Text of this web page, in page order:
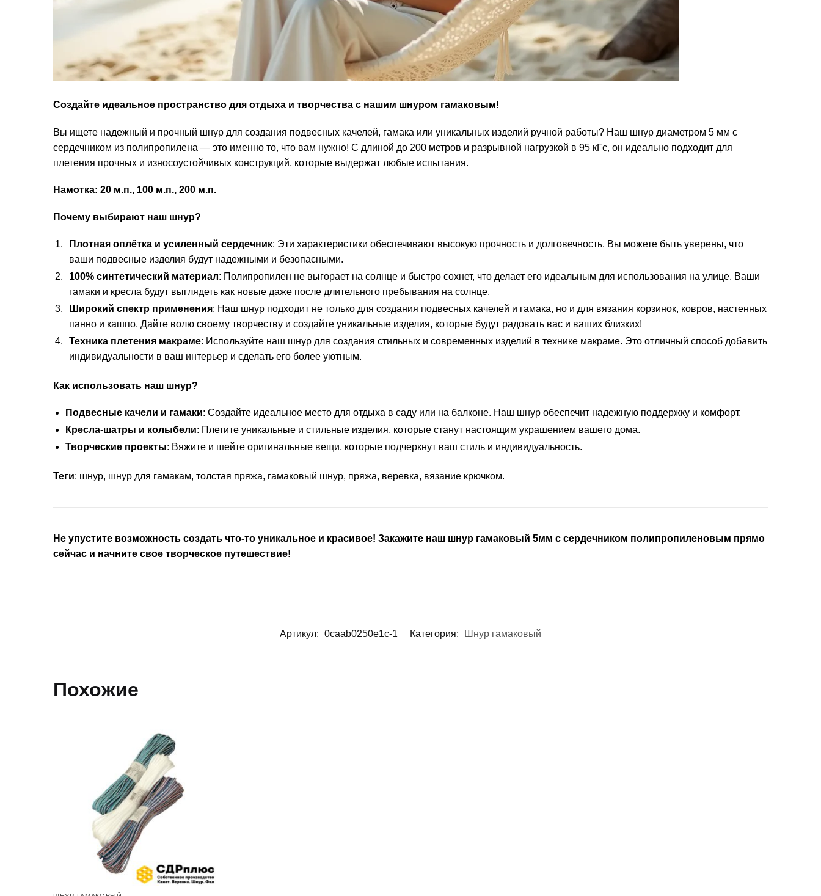
Создайте идеальное пространство для отдыха и творчества с нашим шнуром гамаковым!
Вы ищете надежный и прочный шнур для создания подвесных качелей, гамака или уникальных изделий ручной работы? Наш шнур диаметром 5 мм с
сердечником из полипропилена — это именно то, что вам нужно! С длиной до 200 метров и разрывной нагрузкой в 95 кГс, он идеально подходит для
плетения прочных и износоустойчивых конструкций, которые выдержат любые испытания.
Намотка: 20 м.п., 100 м.п., 200 м.п.
Почему выбирают наш шнур?
Плотная оплётка и усиленный сердечник: Эти характеристики обеспечивают высокую прочность и долговечность. Вы можете быть уверены, что
ваши подвесные изделия будут надежными и безопасными.
100% синтетический материал: Полипропилен не выгорает на солнце и быстро сохнет, что делает его идеальным для использования на улице. Ваши
гамаки и кресла будут выглядеть как новые даже после длительного пребывания на солнце.
Широкий спектр применения: Наш шнур подходит не только для создания подвесных качелей и гамака, но и для вязания корзинок, ковров, настенных
панно и кашпо. Дайте волю своему творчеству и создайте уникальные изделия, которые будут радовать вас и ваших близких!
Техника плетения макраме: Используйте наш шнур для создания стильных и современных изделий в технике макраме. Это отличный способ добавить
индивидуальности в ваш интерьер и сделать его более уютным.
Как использовать наш шнур?
Подвесные качели и гамаки: Создайте идеальное место для отдыха в саду или на балконе. Наш шнур обеспечит надежную поддержку и комфорт.
Кресла-шатры и колыбели: Плетите уникальные и стильные изделия, которые станут настоящим украшением вашего дома.
Творческие проекты: Вяжите и шейте оригинальные вещи, которые подчеркнут ваш стиль и индивидуальность.
Теги: шнур, шнур для гамакам, толстая пряжа, гамаковый шнур, пряжа, веревка, вязание крючком.
Не упустите возможность создать что-то уникальное и красивое! Закажите наш шнур гамаковый 5мм с сердечником полипропиленовым прямо
сейчас и начните свое творческое путешествие!
Артикул: 0caab0250e1c-1 Категория: Шнур гамаковый
Похожие